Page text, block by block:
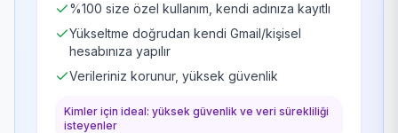
%100 size özel kullanım, kendi adınıza kayıtlı
Yükseltme doğrudan kendi Gmail/kişisel
hesabınıza yapılır
Verileriniz korunur, yüksek güvenlik
Kimler için ideal: yüksek güvenlik ve veri sürekliliği
isteyenler